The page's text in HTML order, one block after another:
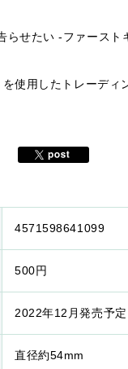
らせたい -ファースト
使用したトレーディ
4571598641099
500円
2022年12月発売予定
直径約54mm